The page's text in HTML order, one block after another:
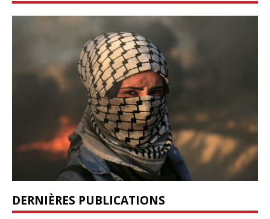
DERNIÈRES PUBLICATIONS